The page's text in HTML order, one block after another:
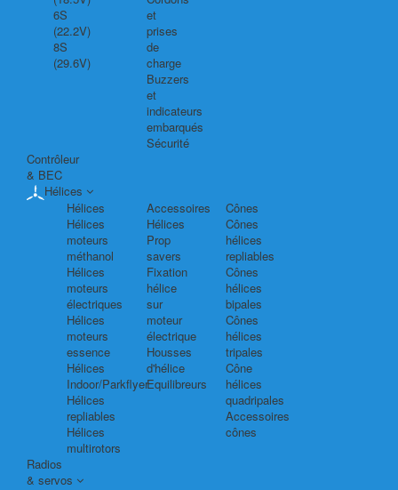
6S
(22.2V)
8S
(29.6V)
et
prises
de
charge
Buzzers
et
indicateurs
embarqués
Sécurité
Contrôleur
& BEC
Hélices
Hélices
Hélices
moteurs
méthanol
Hélices
moteurs
électriques
Hélices
moteurs
essence
Hélices
Indoor/Parkflyer
Hélices
repliables
Hélices
multirotors
Accessoires
Hélices
Prop
savers
Fixation
hélice
sur
moteur
électrique
Housses
d'hélice
Equilibreurs
Cônes
Cônes
hélices
repliables
Cônes
hélices
bipales
Cônes
hélices
tripales
Cône
hélices
quadripales
Accessoires
cônes
Radios
& servos